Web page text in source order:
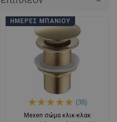
ΗΜΈΡΕΣ ΜΠΆΝΙΟΥ
(38)
Mexen σώμα κλικ-κλακ